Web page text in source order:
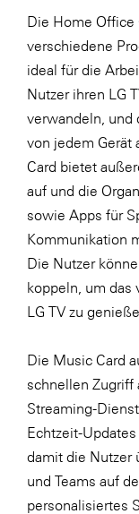
Die Home Office
verschiedene
ideal für die
Nutzer ihren LG
verwandeln, und
von jedem Gerät
Card bietet
auf und die
sowie Apps für
Kommunikation
Die Nutzer
koppeln, um das
LG TV zu
Die Music Card
schnellen Zugriff
Streaming-
Echtzeit-
damit die Nutzer
und Teams auf
personalisiertes